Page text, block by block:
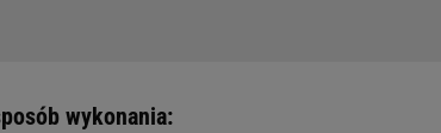
wykonania: